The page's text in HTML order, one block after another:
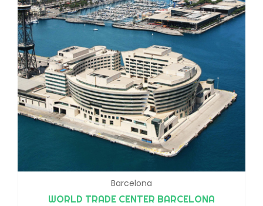
Barcelona
WORLD TRADE CENTER BARCELONA